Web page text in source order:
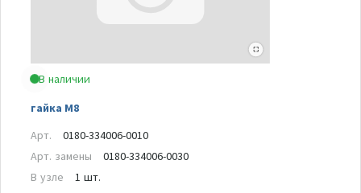
В наличии
гайка M8
Арт.
0180-334006-0010
Арт. замены
0180-334006-0030
В узле
1 шт.